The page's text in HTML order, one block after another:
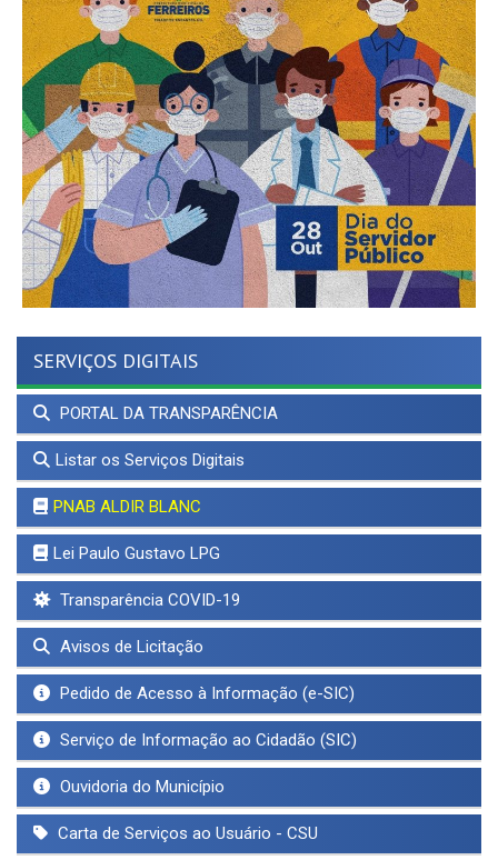
SERVIÇOS DIGITAIS
PORTAL DA TRANSPARÊNCIA
Listar os Serviços Digitais
PNAB ALDIR BLANC
Lei Paulo Gustavo LPG
Transparência COVID-19
Avisos de Licitação
Pedido de Acesso à Informação (e-SIC)
Serviço de Informação ao Cidadão (SIC)
Ouvidoria do Município
Carta de Serviços ao Usuário - CSU